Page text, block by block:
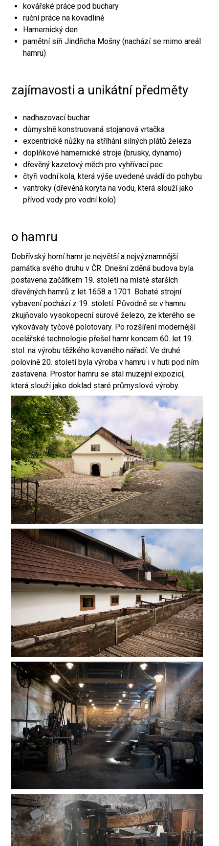
kovářské práce pod buchary
ruční práce na kovadlině
Hamernický den
pamětní síň Jindřicha Mošny (nachází se mimo areál
hamru)
zajímavosti a unikátní předměty
nadhazovací buchar
důmyslně konstruovaná stojanová vrtačka
excentrické nůžky na stříhání silných plátů železa
doplňkové hamernické stroje (brusky, dynamo)
dřevěný kazetový měch pro vyhřívací pec
čtyři vodní kola, která výše uvedené uvádí do pohybu
vantroky (dřevěná koryta na vodu, která slouží jako
přívod vody pro vodní kolo)
o hamru
Dobřívský horní hamr je největší a nejvýznamnější
památka svého druhu v ČR. Dnešní zděná budova byla
postavena začátkem 19. století na místě starších
dřevěných hamrů z let 1658 a 1701. Bohaté strojní
vybavení pochází z 19. století. Původně se v hamru
zkujňovalo vysokopecní surové železo, ze kterého se
vykovávaly tyčové polotovary. Po rozšíření modernější
ocelářské technologie přešel hamr koncem 60. let 19.
stol. na výrobu těžkého kovaného nářadí. Ve druhé
polovině 20. století byla výroba v hamru i v huti pod ním
zastavena. Prostor hamru se stal muzejní expozicí,
která slouží jako doklad staré průmyslové výroby.